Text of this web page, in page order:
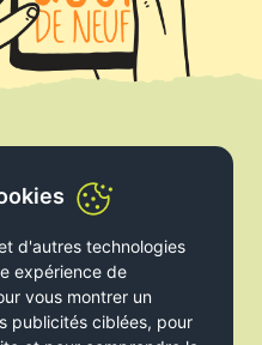
d'autres technologies
expérience de
vous montrer un
publicités ciblées, pour
Facebook